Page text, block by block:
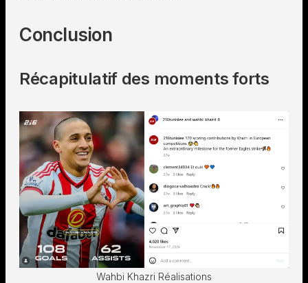
Conclusion
Récapitulatif des moments forts
Wahbi Khazri Réalisations